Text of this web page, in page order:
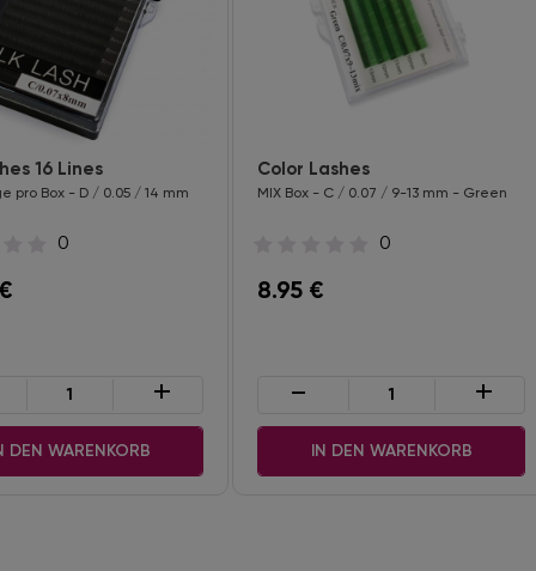
16 Lines
pro Box - D / 0.05 / 14 mm
0
+
DEN WARENKORB
Color Lashes
MIX Box - C / 0.07 / 9-13 mm - Green
0
8.95 €
- +
IN DEN WARENKORB